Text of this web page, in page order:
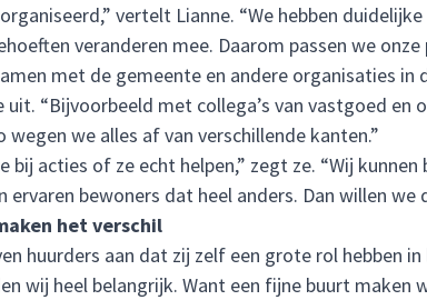
vertelt Lianne. “We hebben
veranderen mee. Daarom passen we
met de gemeente en andere organisaties
uit. “Bijvoorbeeld met collega’s van vastgoed
we alles af van verschillende kanten.”
bij acties of ze echt helpen,” zegt ze. “Wij
ervaren bewoners dat heel anders. Dan willen we
het verschil
huurders aan dat zij zelf een grote rol hebben
wij heel belangrijk. Want een fijne buurt maken